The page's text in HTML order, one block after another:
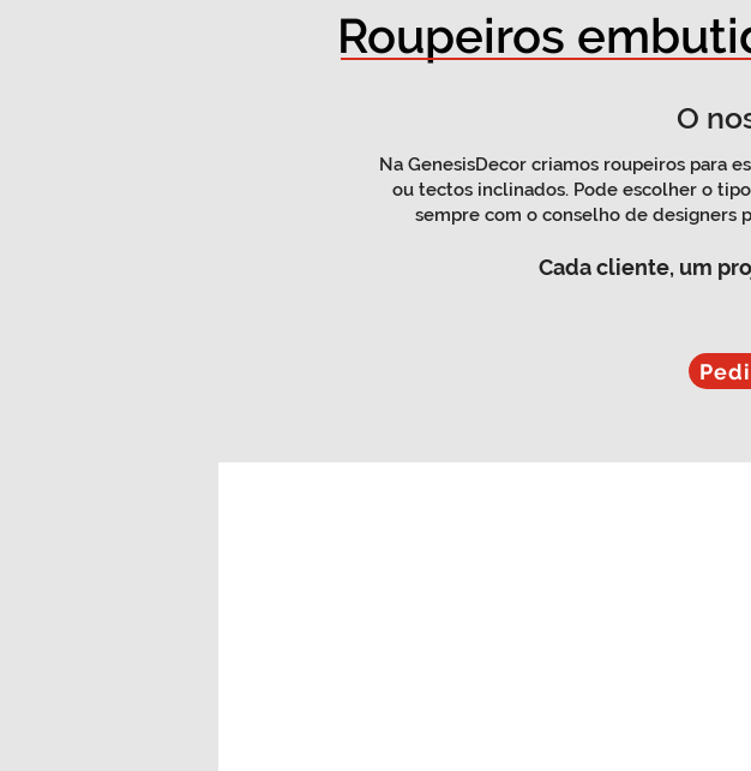
Roupeiros
O
Na GenesisDecor criamos roupeiros para
ou tectos inclinados. Pode escolher o
sempre com o conselho de designers
Cada cliente, um